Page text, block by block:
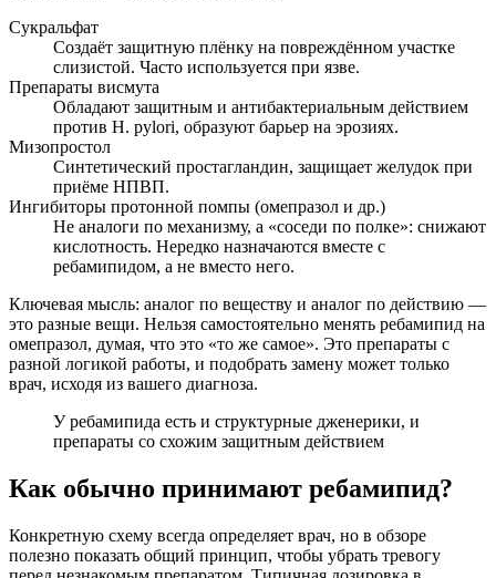
Сукральфат
Создаёт защитную плёнку на повреждённом участке
слизистой. Часто используется при язве.
Препараты висмута
Обладают защитным и антибактериальным действием
против H. pylori, образуют барьер на эрозиях.
Мизопростол
Синтетический простагландин, защищает желудок при
приёме НПВП.
Ингибиторы протонной помпы (омепразол и др.)
Не аналоги по механизму, а «соседи по полке»: снижают
кислотность. Нередко назначаются вместе с
ребамипидом, а не вместо него.
Ключевая мысль: аналог по веществу и аналог по действию —
это разные вещи. Нельзя самостоятельно менять ребамипид на
омепразол, думая, что это «то же самое». Это препараты с
разной логикой работы, и подобрать замену может только
врач, исходя из вашего диагноза.
У ребамипида есть и структурные дженерики, и
препараты со схожим защитным действием
Как обычно принимают ребамипид?
Конкретную схему всегда определяет врач, но в обзоре
полезно показать общий принцип, чтобы убрать тревогу